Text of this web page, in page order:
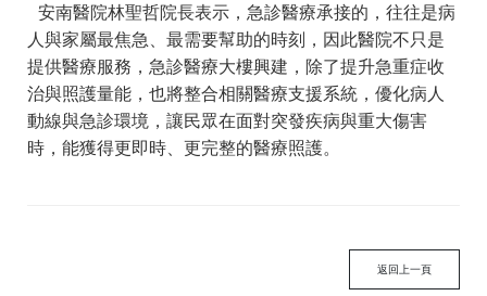
安南醫院林聖哲院長表示，急診醫療承接的，往往是病
人與家屬最焦急、最需要幫助的時刻，因此醫院不只是
提供醫療服務，急診醫療大樓興建，除了提升急重症收
治與照護量能，也將整合相關醫療支援系統，優化病人
動線與急診環境，讓民眾在面對突發疾病與重大傷害
時，能獲得更即時、更完整的醫療照護。
返回上一頁